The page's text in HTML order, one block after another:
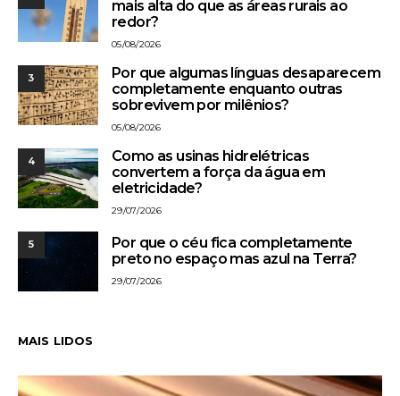
mais alta do que as áreas rurais ao
redor?
05/08/2026
3
Por que algumas línguas desaparecem
completamente enquanto outras
sobrevivem por milênios?
05/08/2026
4
Como as usinas hidrelétricas
convertem a força da água em
eletricidade?
29/07/2026
5
Por que o céu fica completamente
preto no espaço mas azul na Terra?
29/07/2026
MAIS LIDOS